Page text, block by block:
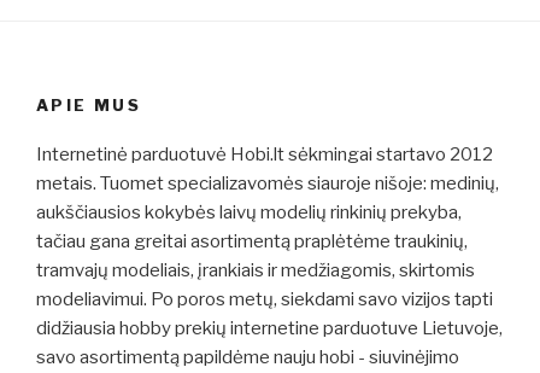
APIE MUS
Internetinė parduotuvė Hobi.lt sėkmingai startavo 2012
metais. Tuomet specializavomės siauroje nišoje: medinių,
aukščiausios kokybės laivų modelių rinkinių prekyba,
tačiau gana greitai asortimentą praplėtėme traukinių,
tramvajų modeliais, įrankiais ir medžiagomis, skirtomis
modeliavimui. Po poros metų, siekdami savo vizijos tapti
didžiausia hobby prekių internetine parduotuve Lietuvoje,
savo asortimentą papildėme nauju hobi - siuvinėjimo